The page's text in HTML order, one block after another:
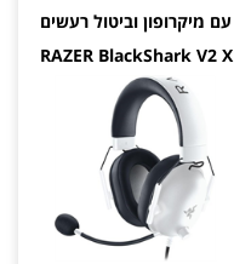
עם מיקרופון וביטול רעשים
RAZER BlackShark V2 X
יבואן רשמי